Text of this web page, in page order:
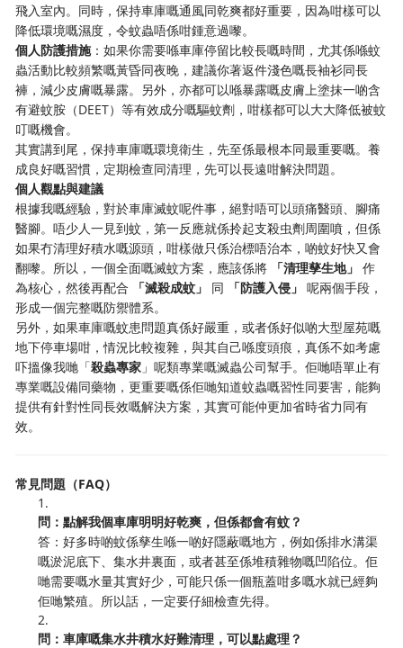
飛入室內。同時，保持車庫嘅通風同乾爽都好重要，因為咁樣可以
降低環境嘅濕度，令蚊蟲唔係咁鍾意過嚟。
個人防護措施：如果你需要喺車庫停留比較長嘅時間，尤其係喺蚊
蟲活動比較頻繁嘅黃昏同夜晚，建議你著返件淺色嘅長袖衫同長
褲，減少皮膚嘅暴露。另外，亦都可以喺暴露嘅皮膚上塗抹一啲含
有避蚊胺（DEET）等有效成分嘅驅蚊劑，咁樣都可以大大降低被蚊
叮嘅機會。
其實講到尾，保持車庫嘅環境衛生，先至係最根本同最重要嘅。養
成良好嘅習慣，定期檢查同清理，先可以長遠咁解決問題。
個人觀點與建議
根據我嘅經驗，對於車庫滅蚊呢件事，絕對唔可以頭痛醫頭、腳痛
醫腳。唔少人一見到蚊，第一反應就係拎起支殺虫劑周圍噴，但係
如果冇清理好積水嘅源頭，咁樣做只係治標唔治本，啲蚊好快又會
翻嚟。所以，一個全面嘅滅蚊方案，應該係將
「清理孳生地」 ​ 作
為核心，然後再配合
「滅殺成蚊」 ​ 同 「防護入侵」 ​ 呢兩個手段，
形成一個完整嘅防禦體系。
另外，如果車庫嘅蚊患問題真係好嚴重，或者係好似啲大型屋苑嘅
地下停車場咁，情況比較複雜，與其自己喺度頭痕，真係不如考慮
吓搵像我哋「殺蟲專家 」呢類專業嘅滅蟲公司幫手。佢哋唔單止有
專業嘅設備同藥物，更重要嘅係佢哋知道蚊蟲嘅習性同要害，能夠
提供有針對性同長效嘅解決方案，其實可能仲更加省時省力同有
效。
常見問題（FAQ）
1.
問：點解我個車庫明明好乾爽，但係都會有蚊？
答：好多時啲蚊係孳生喺一啲好隱蔽嘅地方，例如係排水溝渠
嘅淤泥底下、集水井裏面，或者甚至係堆積雜物嘅凹陷位。佢
哋需要嘅水量其實好少，可能只係一個瓶蓋咁多嘅水就已經夠
佢哋繁殖。所以話，一定要仔細檢查先得。
2.
問：車庫嘅集水井積水好難清理，可以點處理？